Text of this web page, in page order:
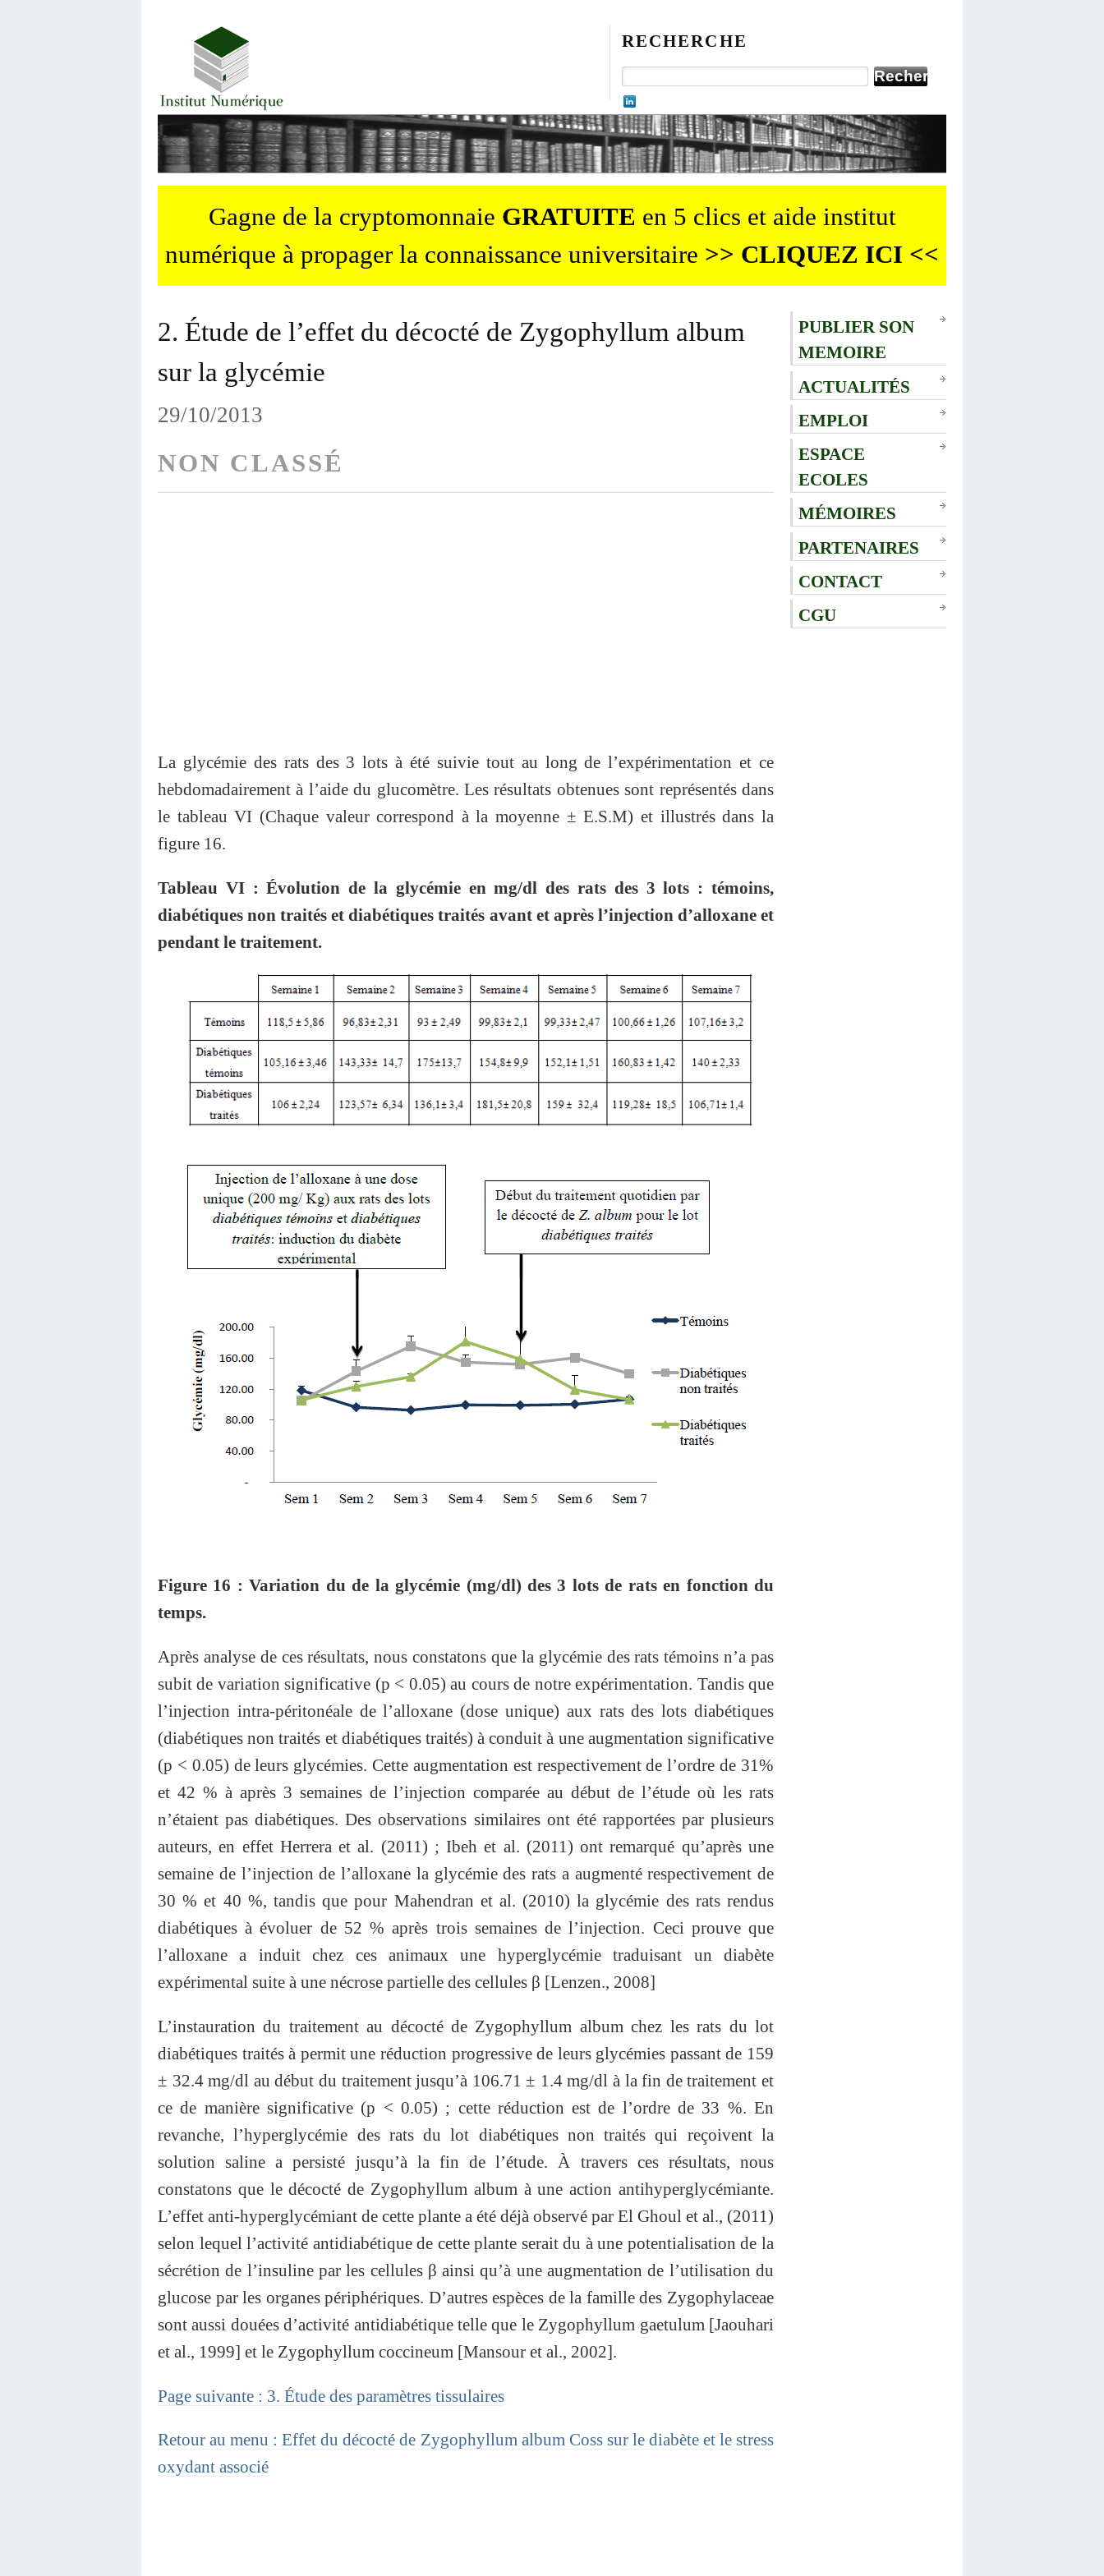
RECHERCHE
Gagne de la cryptomonnaie GRATUITE en 5 clics et aide institut
numérique à propager la connaissance universitaire >> CLIQUEZ ICI <<
2. Étude de l’effet du décocté de Zygophyllum album
sur la glycémie
29/10/2013
NON CLASSÉ
La glycémie des rats des 3 lots à été suivie tout au long de l’expérimentation et ce
hebdomadairement à l’aide du glucomètre. Les résultats obtenues sont représentés dans
le tableau VI (Chaque valeur correspond à la moyenne ± E.S.M) et illustrés dans la
figure 16.
Tableau VI : Évolution de la glycémie en mg/dl des rats des 3 lots : témoins,
diabétiques non traités et diabétiques traités avant et après l’injection d’alloxane et
pendant le traitement.
Figure 16 : Variation du de la glycémie (mg/dl) des 3 lots de rats en fonction du
temps.
Après analyse de ces résultats, nous constatons que la glycémie des rats témoins n’a pas
subit de variation significative (p < 0.05) au cours de notre expérimentation. Tandis que
l’injection intra-péritonéale de l’alloxane (dose unique) aux rats des lots diabétiques
(diabétiques non traités et diabétiques traités) à conduit à une augmentation significative
(p < 0.05) de leurs glycémies. Cette augmentation est respectivement de l’ordre de 31%
et 42 % à après 3 semaines de l’injection comparée au début de l’étude où les rats
n’étaient pas diabétiques. Des observations similaires ont été rapportées par plusieurs
auteurs, en effet Herrera et al. (2011) ; Ibeh et al. (2011) ont remarqué qu’après une
semaine de l’injection de l’alloxane la glycémie des rats a augmenté respectivement de
30 % et 40 %, tandis que pour Mahendran et al. (2010) la glycémie des rats rendus
diabétiques à évoluer de 52 % après trois semaines de l’injection. Ceci prouve que
l’alloxane a induit chez ces animaux une hyperglycémie traduisant un diabète
expérimental suite à une nécrose partielle des cellules β [Lenzen., 2008]
L’instauration du traitement au décocté de Zygophyllum album chez les rats du lot
diabétiques traités à permit une réduction progressive de leurs glycémies passant de 159
± 32.4 mg/dl au début du traitement jusqu’à 106.71 ± 1.4 mg/dl à la fin de traitement et
ce de manière significative (p < 0.05) ; cette réduction est de l’ordre de 33 %. En
revanche, l’hyperglycémie des rats du lot diabétiques non traités qui reçoivent la
solution saline a persisté jusqu’à la fin de l’étude. À travers ces résultats, nous
constatons que le décocté de Zygophyllum album à une action antihyperglycémiante.
L’effet anti-hyperglycémiant de cette plante a été déjà observé par El Ghoul et al., (2011)
selon lequel l’activité antidiabétique de cette plante serait du à une potentialisation de la
sécrétion de l’insuline par les cellules β ainsi qu’à une augmentation de l’utilisation du
glucose par les organes périphériques. D’autres espèces de la famille des Zygophylaceae
sont aussi douées d’activité antidiabétique telle que le Zygophyllum gaetulum [Jaouhari
et al., 1999] et le Zygophyllum coccineum [Mansour et al., 2002].
Page suivante : 3. Étude des paramètres tissulaires
Retour au menu : Effet du décocté de Zygophyllum album Coss sur le diabète et le stress
oxydant associé
PUBLIER SON
MEMOIRE
ACTUALITÉS
EMPLOI
ESPACE
ECOLES
MÉMOIRES
PARTENAIRES
CONTACT
CGU